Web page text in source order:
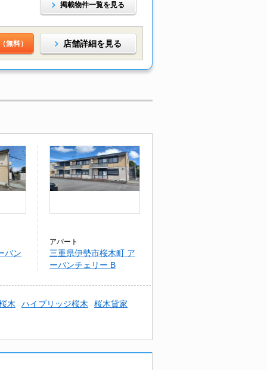
掲載物件一覧を見る
無料） 店舗詳細を見る
バン
アパート
三重県伊勢市桜木町 ア
ーバンチェリー B
木 ハイブリッジ桜木 桜木貸家